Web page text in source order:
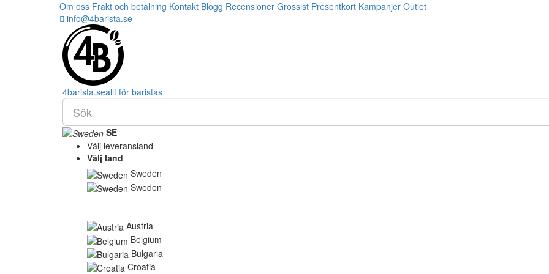
Om oss Frakt och betalning Kontakt Blogg Recensioner Grossist Presentkort Kampanjer Outlet
info@4barista.se
4barista.seallt för baristas
SE
Välj leveransland
Välj land
Sweden
Sweden
Austria
Belgium
Bulgaria
Croatia